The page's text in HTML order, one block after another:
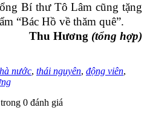
Bí thư Tô Lâm cũng tặng
“Bác Hồ về thăm quê”.
Thu Hương (tổng hợp)
nước, thái nguyên, động viên,
0 đánh giá